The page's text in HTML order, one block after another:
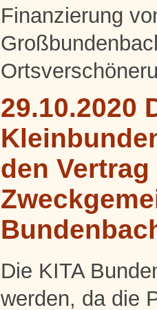
Finanzierung
29.10.2020
den Vertrag
Die KITA
werden, da die